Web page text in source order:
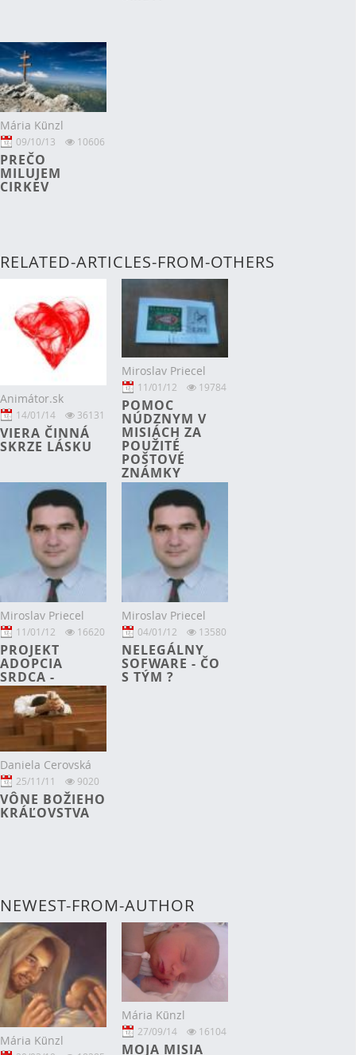
Mária Künzl
09/10/13 10606
PREČO
MILUJEM
CIRKEV
RELATED-ARTICLES-FROM-OTHERS
Animátor.sk
14/01/14 36131
VIERA ČINNÁ
SKRZE LÁSKU
Miroslav Priecel
11/01/12 19784
POMOC
NÚDZNYM V
MISIÁCH ZA
POUŽITÉ
POŠTOVÉ
ZNÁMKY
Miroslav Priecel
11/01/12 16620
PROJEKT
ADOPCIA
SRDCA -
PROJEKT
LÁSKY
Miroslav Priecel
04/01/12 13580
NELEGÁLNY
SOFWARE - ČO
S TÝM ?
Daniela Cerovská
25/11/11 9020
VÔNE BOŽIEHO
KRÁĽOVSTVA
NEWEST-FROM-AUTHOR
Mária Künzl
Mária Künzl
27/09/14 16104
MOJA MISIA